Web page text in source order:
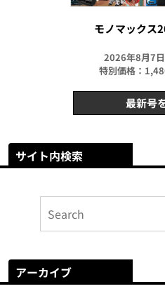
モノマックス
2026年8月7
特別価格：
最新号
サイト内検索
アーカイブ